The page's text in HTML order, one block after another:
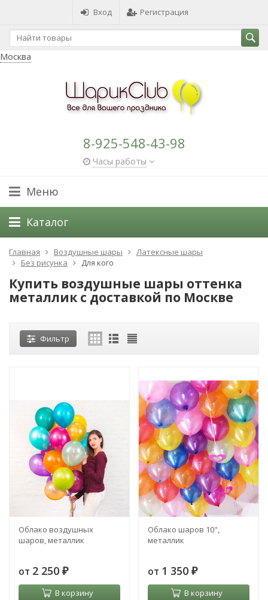
Вход Регистрация
Москва
8-925-548-43-98
Часы работы
Меню
Каталог
Главная Воздушные шары
Латексные шары
Без рисунка
Для кого
Купить воздушные шары оттенка
металлик с доставкой по Москве
Фильтр
Облако воздушных
шаров, металлик
от 2 250 ₽
В корзину
Облако шаров 10",
металлик
от 1 350 ₽
В корзину